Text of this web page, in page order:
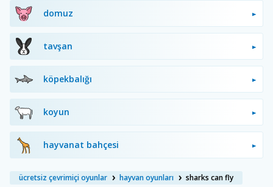
domuz
tavşan
köpekbalığı
koyun
hayvanat bahçesi
ücretsiz çevrimiçi oyunlar hayvan oyunları sharks can fly